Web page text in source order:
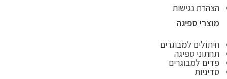
הצהרת נגישות
מוצרי ספיגה
חיתולים למבוגרים
תחתוני ספיגה
פדים למבוגרים
סדיניות